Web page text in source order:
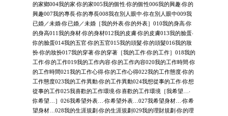
的家鄉004我的家‧你的家005我的個性‧你的個性006我的興趣‧你的
興趣007我的專長‧你的專長008我在別人眼中‧你在別人眼中009我
已婚／未婚‧你已婚／未婚［我的外表‧你的外表］010我的身高‧你
的身高011我的身材‧你的身材012我的皮膚‧你的皮膚013我的臉蛋‧
你的臉蛋014我的五官‧你的五官015我的頭髮‧你的頭髮016我的妝
扮‧你的妝扮017我的穿著‧你的穿著［我的工作‧你的工作］018我的
工作‧你的工作019我的工作內容‧你的工作內容020我的工作時間‧你
的工作時間021我的工作心得‧你的工作心得022我的工作態度‧你的
工作態度023我的工作異動‧你的工作異動024我想從事的工作‧你想
從事的工作025我喜歡的工作環境‧你喜歡的工作環境［我希望…‧
你希望…］026我希望外表…‧你希望外表…027我希望身材…‧你希
望身材…028我的生涯規劃‧你的生涯規劃029我的理財規劃‧你的理